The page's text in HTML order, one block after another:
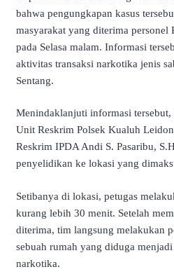
bahwa pengungkapan kasus
masyarakat yang diterima personel
pada Selasa malam. Informasi
aktivitas transaksi narkotika jenis
Sentang.
Menindaklanjuti informasi
Unit Reskrim Polsek Kualuh
Reskrim IPDA Andi S. Pasaribu,
penyelidikan ke lokasi yang
Setibanya di lokasi, petugas
kurang lebih 30 menit. Setelah
diterima, tim langsung melakukan
sebuah rumah yang diduga
narkotika.